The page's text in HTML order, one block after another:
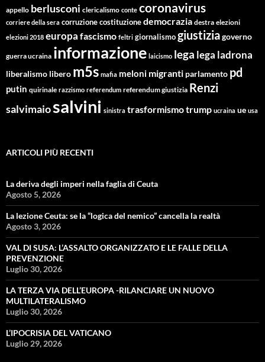
appello berlusconi clericalismo conte coronavirus
corriere della sera corruzionecostituzionedemocrazia destra elezioni
elezioni 2018 europa fascismo feltri giornalismogiustiziagoverno
guerra ucraina informazione laicismo lega lega ladrona
liberalismo libero m5s mafia meloni migranti parlamento pd
putin quirinale razzismo referendum referendum giustizia Renzi
salvimaiosalvini sinistra trasformismotrump ucraina ue usa
ARTICOLI PIÙ RECENTI
La deriva degli imperi nella faglia di Ceuta
Agosto 5, 2026
La lezione Ceuta: se la “logica del nemico” cancella la realtà
Agosto 3, 2026
VAL DI SUSA: L’ASSALTO ORGANIZZATO E LE FALLE DELLA
PREVENZIONE
Luglio 30, 2026
LA TERZA VIA DELL’EUROPA -RILANCIARE UN NUOVO
MULTILATERALISMO
Luglio 30, 2026
L’IPOCRISIA DEL VATICANO
Luglio 29, 2026